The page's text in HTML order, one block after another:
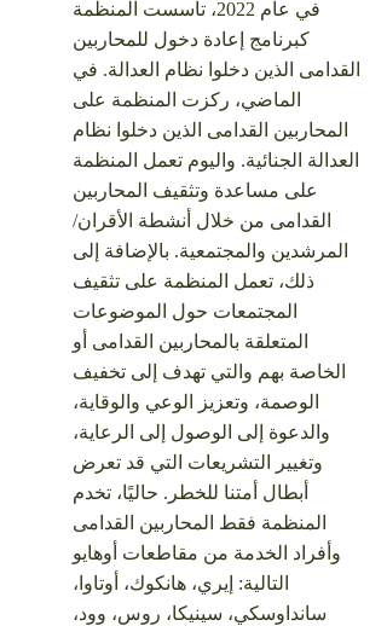
في عام 2022، تأسست المنظمة
كبرنامج إعادة دخول للمحاربين
القدامى الذين دخلوا نظام العدالة. في
الماضي، ركزت المنظمة على
المحاربين القدامى الذين دخلوا نظام
العدالة الجنائية. واليوم تعمل المنظمة
على مساعدة وتثقيف المحاربين
القدامى من خلال أنشطة الأقران/
المرشدين والمجتمعية. بالإضافة إلى
ذلك، تعمل المنظمة على تثقيف
المجتمعات حول الموضوعات
المتعلقة بالمحاربين القدامى أو
الخاصة بهم والتي تهدف إلى تخفيف
الوصمة، وتعزيز الوعي والوقاية،
والدعوة إلى الوصول إلى الرعاية،
وتغيير التشريعات التي قد تعرض
أبطال أمتنا للخطر. حاليًا، تخدم
المنظمة فقط المحاربين القدامى
وأفراد الخدمة من مقاطعات أوهايو
التالية: إيري، هانكوك، أوتاوا،
سانداوسكي، سينيكا، روس، وود،